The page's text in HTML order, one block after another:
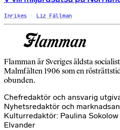
Inrikes Liz Fällman
Flamman är Sveriges äldsta
Malmfälten 1906 som en
obunden.
Chefredaktör och ansvarig
Nyhetsredaktör och
Kulturredaktör: Paulina Sokolow
Elvander